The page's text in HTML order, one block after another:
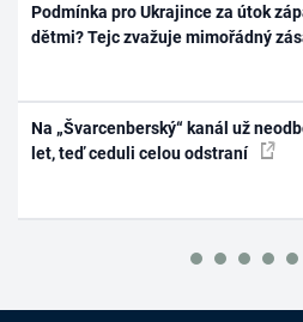
Podmínka pro Ukrajince za útok
dětmi? Tejc zvažuje mimořádný
Na „Švarcenberský“ kanál už
let, teď ceduli celou odstraní